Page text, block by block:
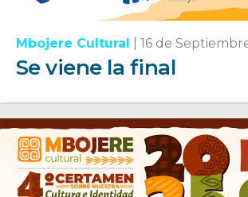
Mbojere Cultural 16 de
Se viene la final